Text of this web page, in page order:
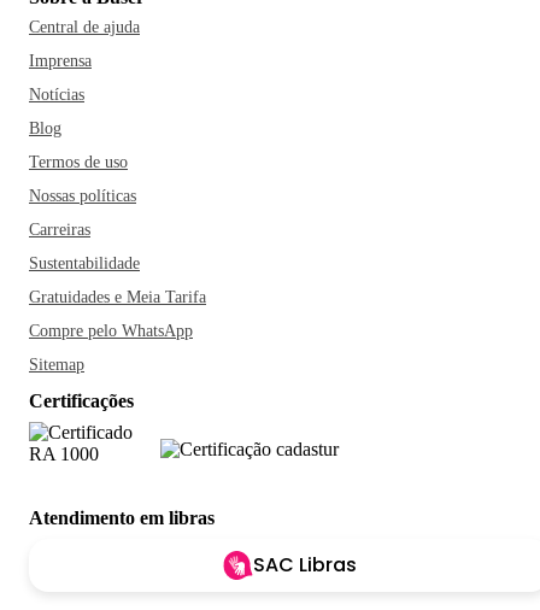
Central de ajuda
Imprensa
Notícias
Blog
Termos de uso
Nossas políticas
Carreiras
Sustentabilidade
Gratuidades e Meia Tarifa
Compre pelo WhatsApp
Sitemap
Certificações
Atendimento em libras
SAC Libras